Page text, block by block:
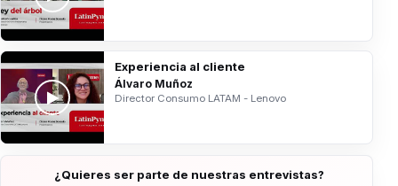
Experiencia al cliente
Álvaro Muñoz
Director Consumo LATAM - Lenovo
¿Quieres ser parte de nuestras entrevistas?